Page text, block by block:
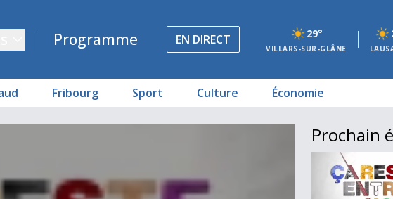
Programme EN DIRECT 29°
VILLARS-SUR-GLÂNE
Fribourg Sport Culture Économie
Prochain
Ça reste entre